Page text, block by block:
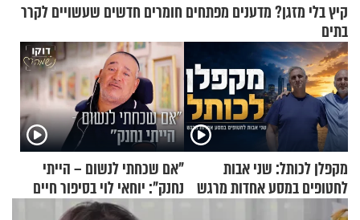
קיץ בלי מזגן? מדענים מפתחים חומרים חדשים שעשויים לקרר
בתים
מקפלן לכותל: שני אבות
לחטופים במסע אחדות מרגש
"אם שכחתי לנשום – הייתי
נחנק": יוחאי לוי בסיפור חיים
מעורר השראה